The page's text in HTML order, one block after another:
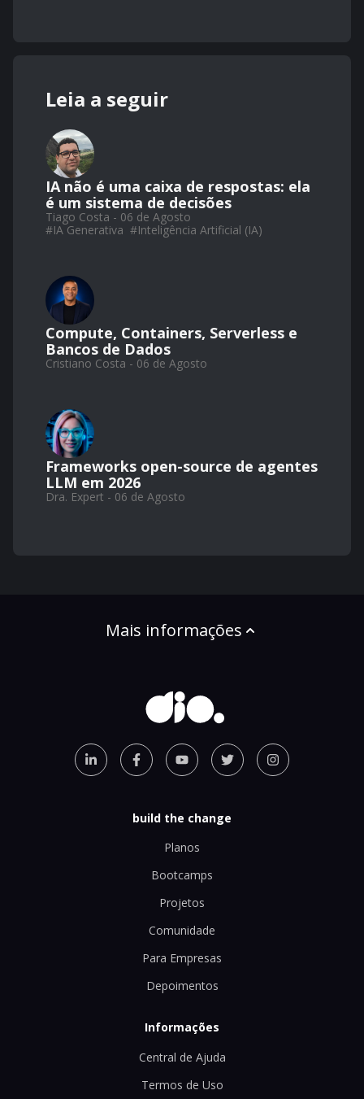
Leia a seguir
IA não é uma caixa de respostas: ela
é um sistema de decisões
Tiago Costa - 06 de Agosto
#IA Generativa #Inteligência Artificial (IA)
Compute, Containers, Serverless e
Bancos de Dados
Cristiano Costa - 06 de Agosto
Frameworks open-source de agentes
LLM em 2026
Dra. Expert - 06 de Agosto
Mais informações
build the change
Planos
Bootcamps
Projetos
Comunidade
Para Empresas
Depoimentos
Informações
Central de Ajuda
Termos de Uso